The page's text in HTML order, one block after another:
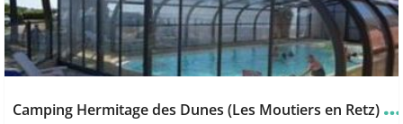
C
amping Hermitage des Dunes (Les Moutiers en Retz)